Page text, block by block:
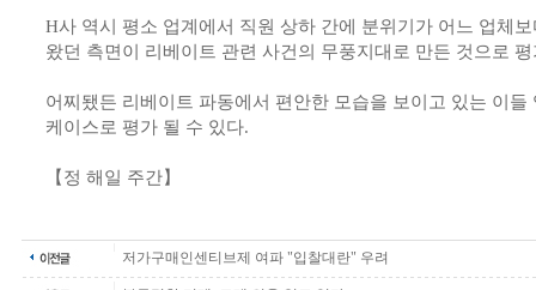
H사 역시 평소 업계에서 직원 상하 간에 분위기가 어느 업체
왔던 측면이 리베이트 관련 사건의 무풍지대로 만든 것으로
어찌됐든 리베이트 파동에서 편안한 모습을 보이고 있는 이들
케이스로 평가 될 수 있다.
【정 해일 주간】
저가구매인센티브제 여파 "입찰대란" 우려